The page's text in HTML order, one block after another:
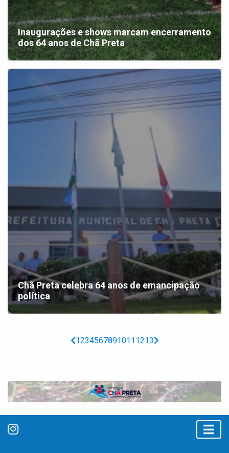
Inaugurações e shows marcam encerramento
dos 64 anos de Chã Preta
Chã Preta celebra 64 anos de emancipação
política
1234567891011 1213